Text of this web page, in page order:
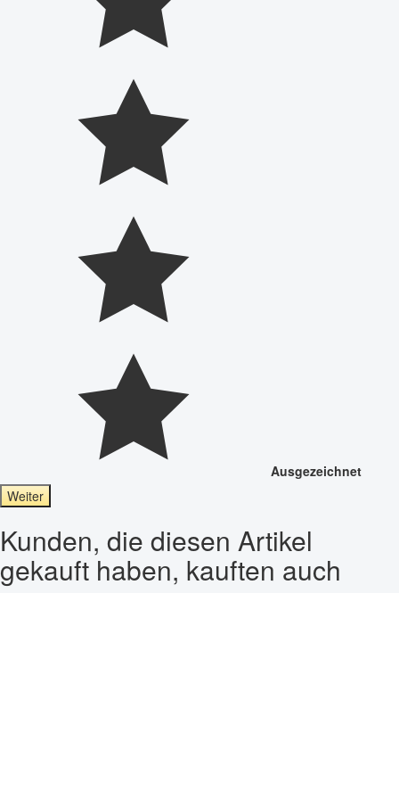
Ausgezeichnet
Weiter
Kunden, die diesen Artikel
gekauft haben, kauften auch